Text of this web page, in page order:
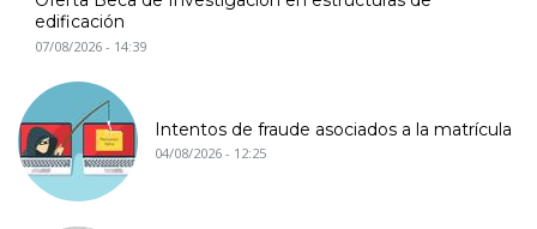
edificación
07/08/2026 - 14:39
Intentos de fraude asociados a la matrícula
04/08/2026 - 12:25